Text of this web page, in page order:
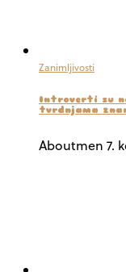
Zanimljivosti
Introverti su
tvrdnjama
Aboutmen 7.